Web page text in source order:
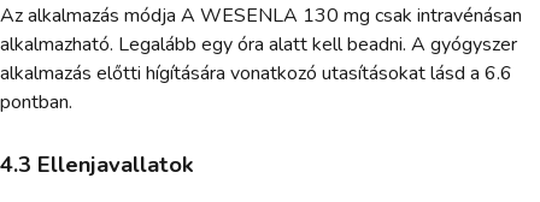
Az alkalmazás módja A WESENLA 130 mg csak intravénásan
alkalmazható. Legalább egy óra alatt kell beadni. A gyógyszer
alkalmazás előtti hígítására vonatkozó utasításokat lásd a 6.6
pontban.
4.3 Ellenjavallatok